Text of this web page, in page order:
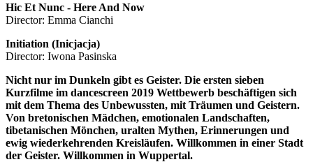
Hic Et Nunc - Here And Now
Director: Emma Cianchi
Initiation (Inicjacja)
Director: Iwona Pasinska
Nicht nur im Dunkeln gibt es Geister. Die ersten sieben
Kurzfilme im dancescreen 2019 Wettbewerb beschäftigen sich
mit dem Thema des Unbewussten, mit Träumen und Geistern.
Von bretonischen Mädchen, emotionalen Landschaften,
tibetanischen Mönchen, uralten Mythen, Erinnerungen und
ewig wiederkehrenden Kreisläufen. Willkommen in einer Stadt
der Geister. Willkommen in Wuppertal.